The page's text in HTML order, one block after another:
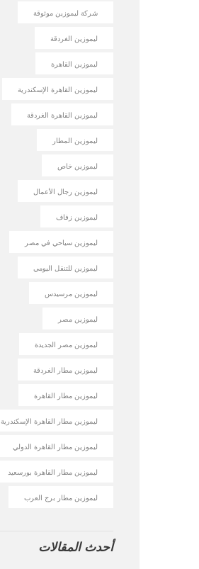
شركة ليموزين موثوقة
ليموزين الغردقة
ليموزين القاهرة
ليموزين القاهرة الإسكندرية
ليموزين القاهرة الغردقة
ليموزين المطار
ليموزين خاص
ليموزين رجال الأعمال
ليموزين زفاف
ليموزين سياحي في مصر
ليموزين للتنقل اليومي
ليموزين مرسيدس
ليموزين مصر
ليموزين مصر الجديدة
ليموزين مطار الغردقة
ليموزين مطار القاهرة
ليموزين مطار القاهرة الإسكندرية
ليموزين مطار القاهرة الدولي
ليموزين مطار القاهرة بورسعيد
ليموزين مطار برج العرب
أحدث المقالات